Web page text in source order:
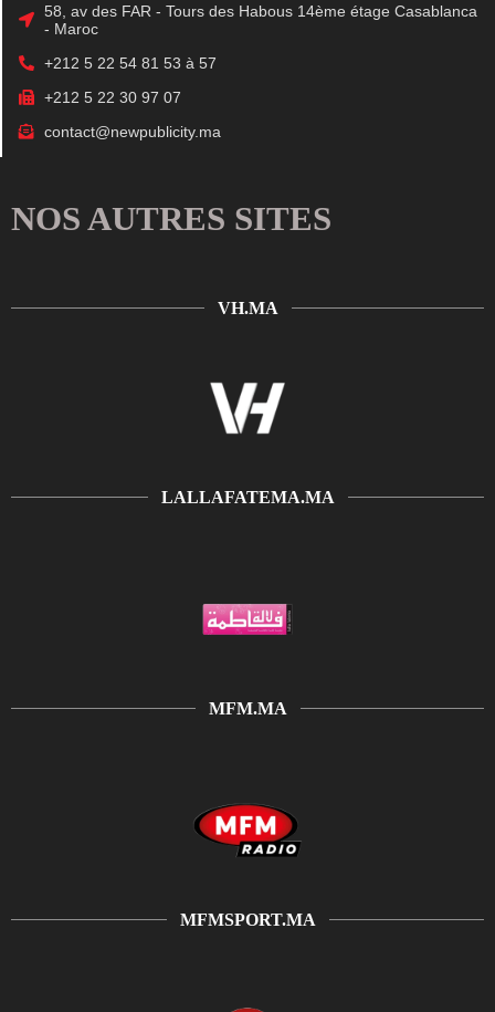
58, av des FAR - Tours des Habous 14ème étage Casablanca
- Maroc
+212 5 22 54 81 53 à 57
+212 5 22 30 97 07
contact@newpublicity.ma
NOS AUTRES SITES
VH.MA
LALLAFATEMA.MA
MFM.MA
MFMSPORT.MA